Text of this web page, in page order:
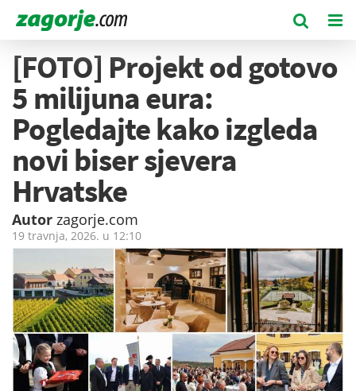
[FOTO] Projekt od gotovo
5 milijuna eura:
Pogledajte kako izgleda
novi biser sjevera
Hrvatske
Autor zagorje.com
19 travnja, 2026. u 12:10